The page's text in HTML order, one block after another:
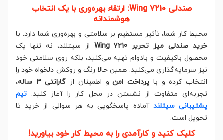
صندلی Wing 7210: ارتقاء بهره‌وری با یک انتخاب
هوشمندانه
محیط کار شما، تأثیر مستقیم بر سلامتی و بهره‌وری شما دارد. با
خرید صندلی میز تحریر Wing 7210
از سیتلند، نه تنها یک
محصول باکیفیت و بادوام تهیه می‌کنید، بلکه روی سلامتی خود
نیز سرمایه‌گذاری می‌کنید. همین حالا رنگ و روکش دلخواه خود را
انتخاب کرده و با پرداخت امنو اطمینان از گارانتی 3 ساله
،
تجربه‌ای متفاوت از نشستن در محل کار را آغاز کنید. تیم
پشتیبانی سیتلند آماده پاسخگویی به هر سوالی از خرید تا
تحویل است.
کلیک کنید و کارآمدی را به محیط کار خود بیاورید!